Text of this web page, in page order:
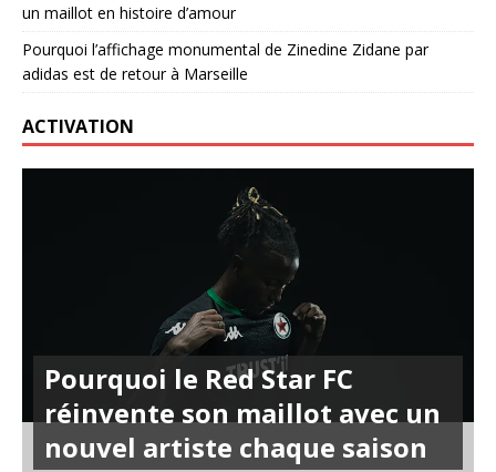
un maillot en histoire d’amour
Pourquoi l’affichage monumental de Zinedine Zidane par
adidas est de retour à Marseille
ACTIVATION
Pourquoi le Red Star FC
réinvente son maillot avec un
nouvel artiste chaque saison